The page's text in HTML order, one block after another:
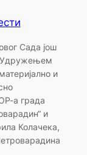
Сада још
Удружењем
и
а града
и
Колачека,